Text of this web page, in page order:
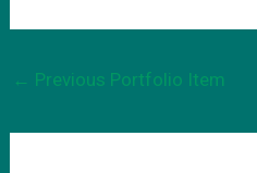
← Previous Portfolio Item